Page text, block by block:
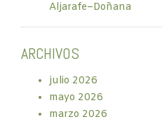
Aljarafe–Doñana
ARCHIVOS
julio 2026
mayo 2026
marzo 2026